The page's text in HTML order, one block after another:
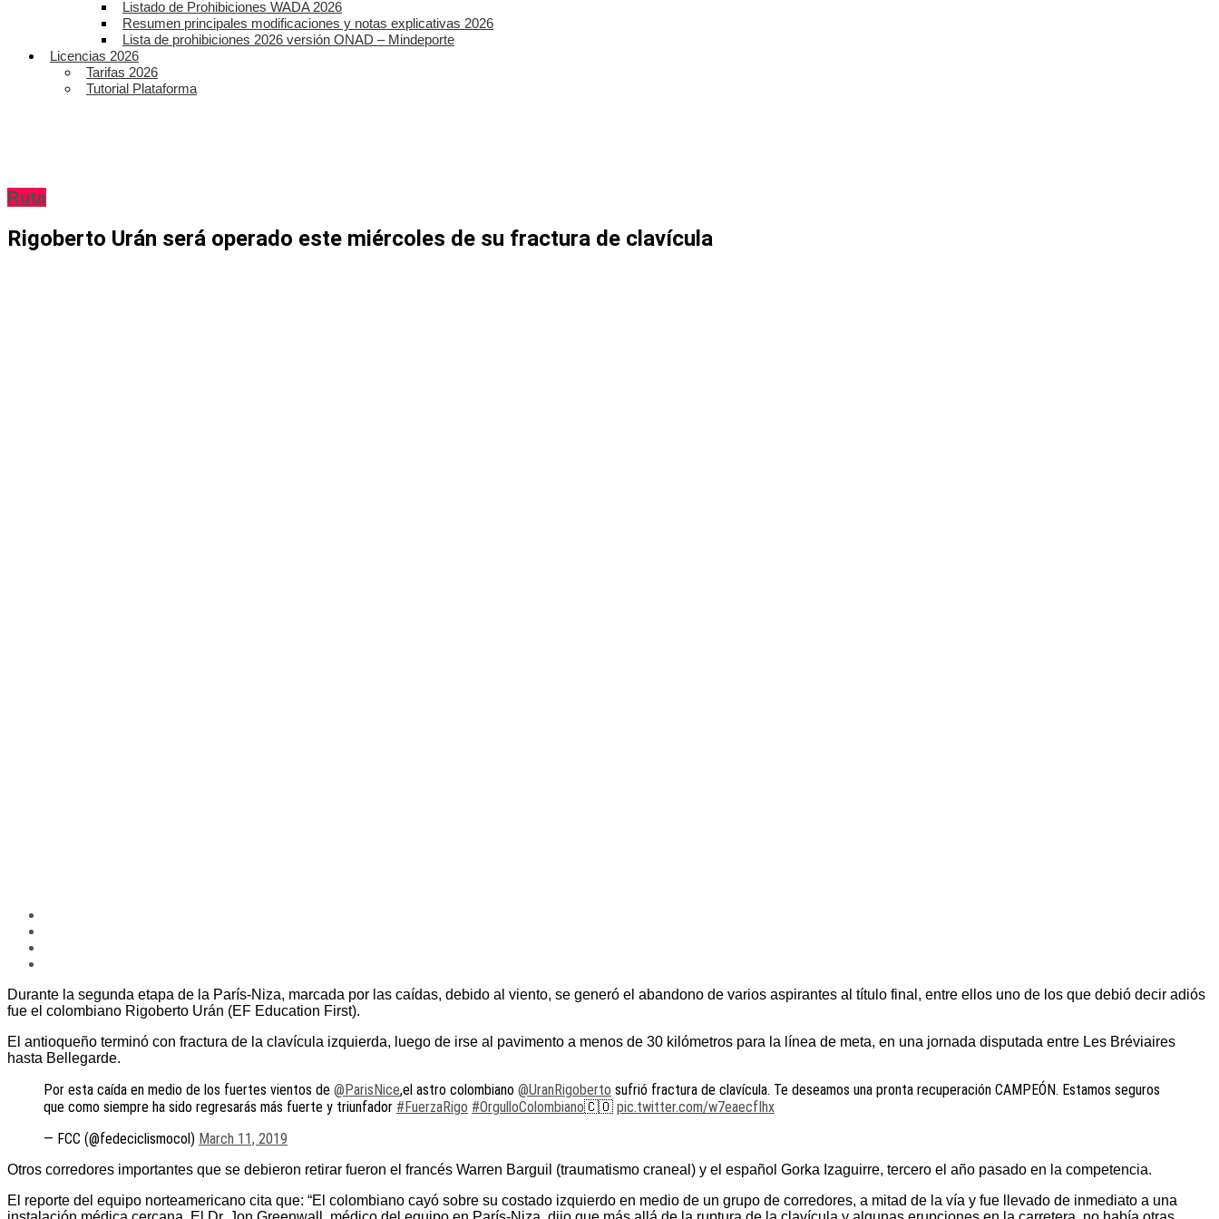
Listado de Prohibiciones WADA 2026
Resumen principales modificaciones y notas explicativas 2026
Lista de prohibiciones 2026 versión ONAD – Mindeporte
Licencias 2026
Tarifas 2026
Tutorial Plataforma
Ruta
Rigoberto Urán será operado este miércoles de su fractura de clavícula
Durante la segunda etapa de la París-Niza, marcada por las caídas, debido al viento, se generó el abandono de varios aspirantes al título final, entre ellos uno de los que debió decir adiós
fue el colombiano Rigoberto Urán (EF Education First).
El antioqueño terminó con fractura de la clavícula izquierda, luego de irse al pavimento a menos de 30 kilómetros para la línea de meta, en una jornada disputada entre Les Bréviaires
hasta Bellegarde.
Por esta caída en medio de los fuertes vientos de @ParisNice,el astro colombiano @UranRigoberto sufrió fractura de clavícula. Te deseamos una pronta recuperación CAMPEÓN. Estamos seguros
que como siempre ha sido regresarás más fuerte y triunfador #FuerzaRigo #OrgulloColombiano🇨🇴 pic.twitter.com/w7eaecfIhx
— FCC (@fedeciclismocol) March 11, 2019
Otros corredores importantes que se debieron retirar fueron el francés Warren Barguil (traumatismo craneal) y el español Gorka Izaguirre, tercero el año pasado en la competencia.
El reporte del equipo norteamericano cita que: “El colombiano cayó sobre su costado izquierdo en medio de un grupo de corredores, a mitad de la vía y fue llevado de inmediato a una